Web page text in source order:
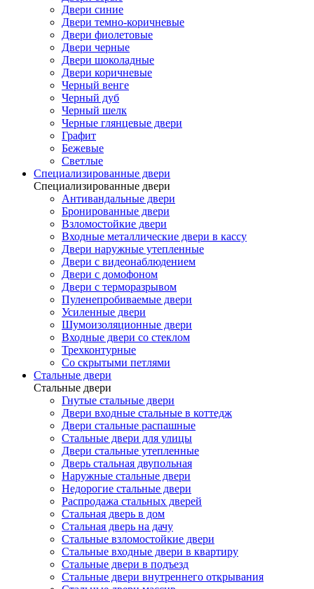
Двери синие
Двери темно-коричневые
Двери фиолетовые
Двери черные
Двери шоколадные
Двери коричневые
Черный венге
Черный дуб
Черный шелк
Черные глянцевые двери
Графит
Бежевые
Светлые
Специализированные двери
Специализированные двери
Антивандальные двери
Бронированные двери
Взломостойкие двери
Входные металлические двери в кассу
Двери наружные утепленные
Двери с видеонаблюдением
Двери с домофоном
Двери с терморазрывом
Пуленепробиваемые двери
Усиленные двери
Шумоизоляционные двери
Входные двери со стеклом
Трехконтурные
Со скрытыми петлями
Стальные двери
Стальные двери
Гнутые стальные двери
Двери входные стальные в коттедж
Двери стальные распашные
Стальные двери для улицы
Двери стальные утепленные
Дверь стальная двупольная
Наружные стальные двери
Недорогие стальные двери
Распродажа стальных дверей
Стальная дверь в дом
Стальная дверь на дачу
Стальные взломостойкие двери
Стальные входные двери в квартиру
Стальные двери в подъезд
Стальные двери внутреннего открывания